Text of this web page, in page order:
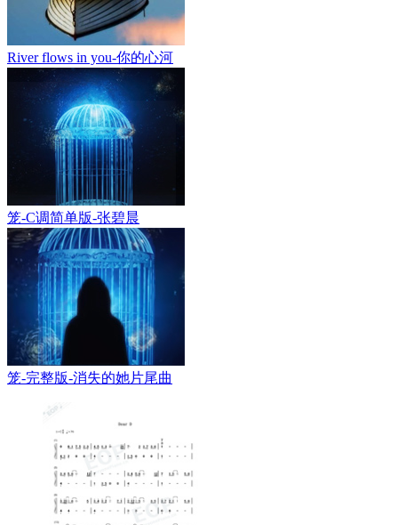
River flows in you-你的心河
笼-C调简单版-张碧晨
笼-完整版-消失的她片尾曲